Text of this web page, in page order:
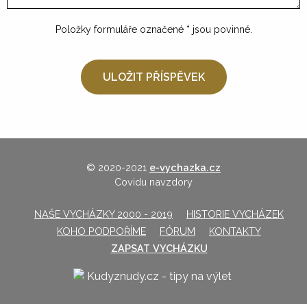
Položky formuláře označené * jsou povinné.
© 2020-2021 e-vychazka.cz
Covidu navzdory
NAŠE VYCHÁZKY 2000 - 2019
HISTORIE VYCHÁZEK
KOHO PODPOŘÍME
FÓRUM
KONTAKTY
ZAPSAT VYCHÁZKU